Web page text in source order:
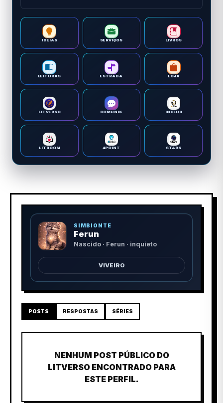
IDEIAS SERVIÇOS LIVROS
LEITURAS ESTRADA LOJA
LITVERSO COMUNIK INCLUB
LITBOOM 4POINT STARS
SIMBIONTE
Ferun
Nascido · Ferun · inquieto
VIVEIRO
POSTS RESPOSTAS SÉRIES
NENHUM POST PÚBLICO DO
LITVERSO ENCONTRADO PARA
ESTE PERFIL.